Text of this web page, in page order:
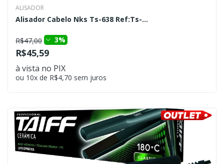
ALISADOR
Alisador Cabelo Nks Ts-638 Ref:Ts-...
R$47,00 3%
R$45,59
à vista no PIX
ou 10x de R$4,70 sem juros